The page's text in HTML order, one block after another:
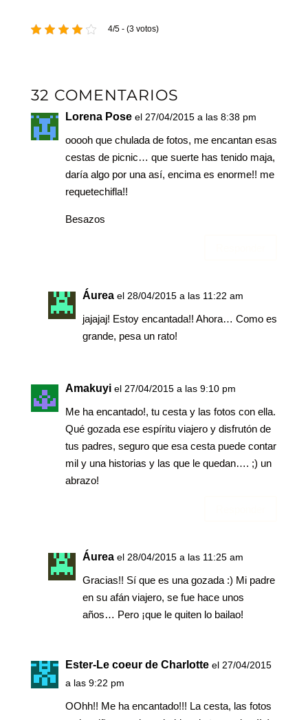
4/5 - (3 votos)
32 COMENTARIOS
Lorena Pose el 27/04/2015 a las 8:38 pm
ooooh que chulada de fotos, me encantan esas
cestas de picnic… que suerte has tenido maja,
daría algo por una así, encima es enorme!! me
requetechifla!!
Besazos
Áurea el 28/04/2015 a las 11:22 am
jajajaj! Estoy encantada!! Ahora… Como es
grande, pesa un rato!
Amakuyi el 27/04/2015 a las 9:10 pm
Me ha encantado!, tu cesta y las fotos con ella.
Qué gozada ese espíritu viajero y disfrutón de
tus padres, seguro que esa cesta puede contar
mil y una historias y las que le quedan…. ;) un
abrazo!
Áurea el 28/04/2015 a las 11:25 am
Gracias!! Sí que es una gozada :) Mi padre
en su afán viajero, se fue hace unos
años… Pero ¡que le quiten lo bailao!
Ester-Le coeur de Charlotte el 27/04/2015
a las 9:22 pm
OOhh!! Me ha encantado!!! La cesta, las fotos